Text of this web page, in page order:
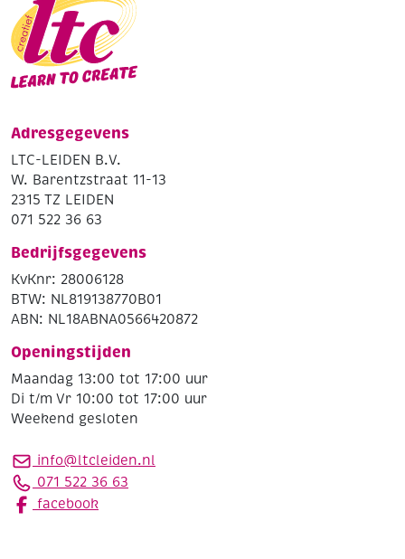
Adresgegevens
LTC-LEIDEN B.V.
W. Barentzstraat 11-13
2315 TZ LEIDEN
071 522 36 63
Bedrijfsgegevens
KvKnr: 28006128
BTW: NL819138770B01
ABN: NL18ABNA0566420872
Openingstijden
Maandag 13:00 tot 17:00 uur
Di t/m Vr 10:00 tot 17:00 uur
Weekend gesloten
info@ltcleiden.nl
071 522 36 63
facebook